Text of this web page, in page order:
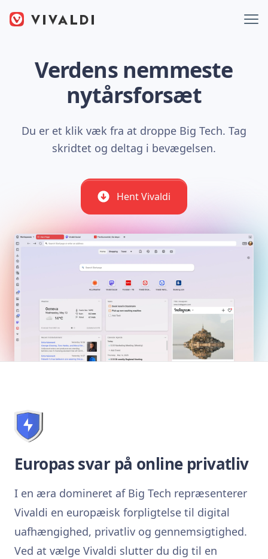
Verdens nemmeste
nytårsforsæt
Du er et klik væk fra at droppe Big Tech. Tag
skridtet og deltag i bevægelsen.
Hent Vivaldi
Europas svar på online privatliv
I en æra domineret af Big Tech repræsenterer
Vivaldi en europæisk forpligtelse til digital
uafhængighed, privatliv og gennemsigtighed.
Ved at vælge Vivaldi slutter du dig til en